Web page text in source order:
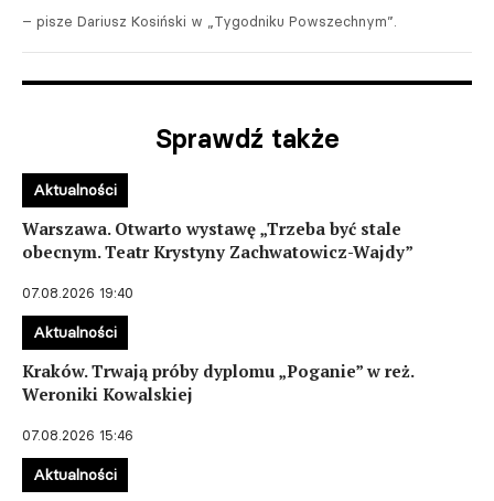
– pisze Dariusz Kosiński w „Tygodniku Powszechnym”.
Sprawdź także
Warszawa. Otwarto wystawę „Trzeba być stale
obecnym. Teatr Krystyny Zachwatowicz-Wajdy”
07.08.2026 19:40
Aktualności
Kraków. Trwają próby dyplomu „Poganie” w reż.
Weroniki Kowalskiej
07.08.2026 15:46
Aktualności
Aktualności